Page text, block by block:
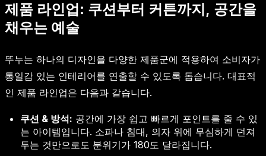
제품 라인업: 쿠션부터 커튼까지, 공간을
채우는 예술
뚜누는 하나의 디자인을 다양한 제품군에 적용하여 소비자가
통일감 있는 인테리어를 연출할 수 있도록 돕습니다. 대표적
인 제품 라인업은 다음과 같습니다.
쿠션 & 방석: 공간에 가장 쉽고 빠르게 포인트를 줄 수 있
는 아이템입니다. 소파나 침대, 의자 위에 무심하게 던져
두는 것만으로도 분위기가 180도 달라집니다.